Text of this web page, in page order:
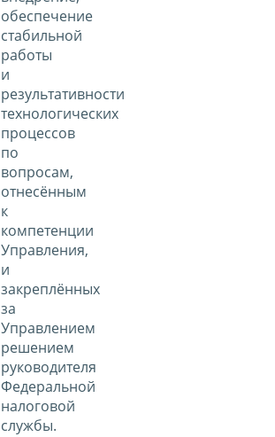
обеспечение
стабильной
работы
и
результативности
технологических
процессов
по
вопросам,
отнесённым
к
компетенции
Управления,
и
закреплённых
за
Управлением
решением
руководителя
Федеральной
налоговой
службы.